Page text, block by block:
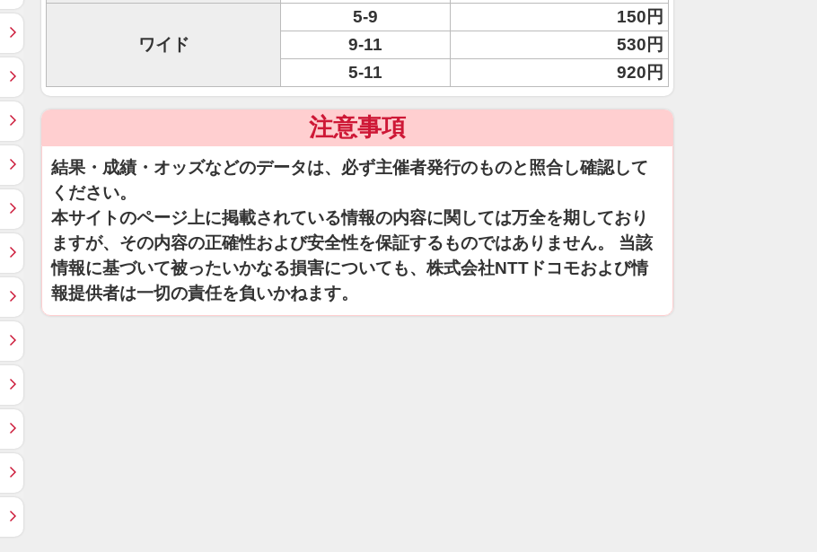
ワイド
5-9
150円
9-11
530円
5-11
920円
注意事項
結果・成績・オッズなどのデータは、必ず主催者発行のものと照合し確認して
ください。
本サイトのページ上に掲載されている情報の内容に関しては万全を期しており
ますが、その内容の正確性および安全性を保証するものではありません。 当該
情報に基づいて被ったいかなる損害についても、株式会社NTTドコモおよび情
報提供者は一切の責任を負いかねます。